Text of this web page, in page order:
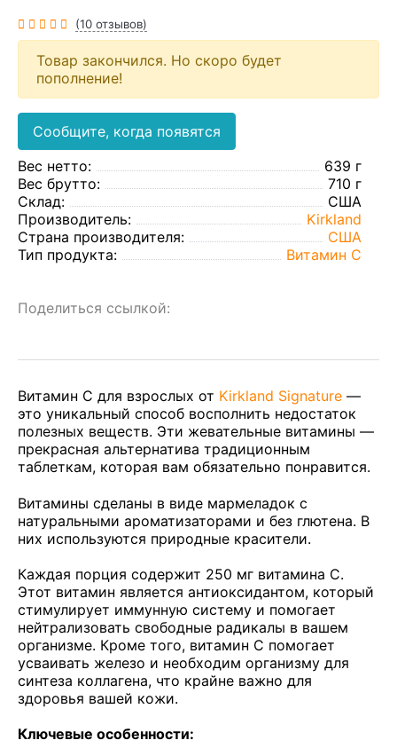
(10 отзывов)
Товар закончился. Но скоро будет
пополнение!
Сообщите, когда появятся
Вес нетто:
639 г
Вес брутто:
710 г
Склад:
США
Производитель:
Kirkland
Страна производителя:
США
Тип продукта:
Витамин C
Поделиться ссылкой:
Витамин C для взрослых от Kirkland Signature —
это уникальный способ восполнить недостаток
полезных веществ. Эти жевательные витамины —
прекрасная альтернатива традиционным
таблеткам, которая вам обязательно понравится.
Витамины сделаны в виде мармеладок с
натуральными ароматизаторами и без глютена. В
них используются природные красители.
Каждая порция содержит 250 мг витамина С.
Этот витамин является антиоксидантом, который
стимулирует иммунную систему и помогает
нейтрализовать свободные радикалы в вашем
организме. Кроме того, витамин С помогает
усваивать железо и необходим организму для
синтеза коллагена, что крайне важно для
здоровья вашей кожи.
Ключевые особенности: